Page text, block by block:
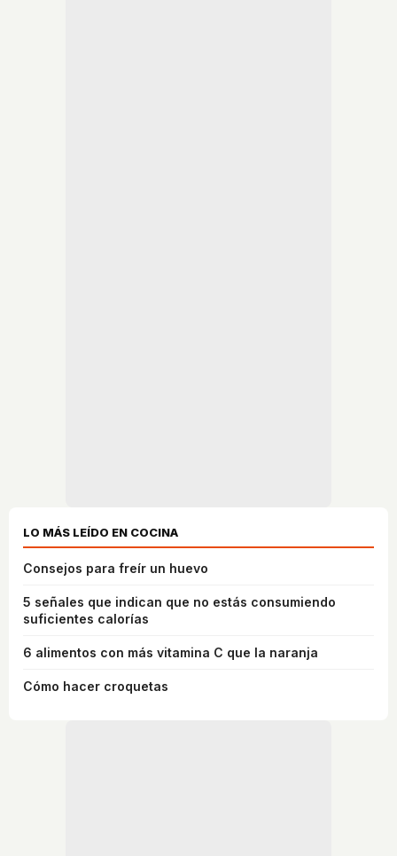
LO MÁS LEÍDO EN COCINA
Consejos para freír un huevo
5 señales que indican que no estás consumiendo
suficientes calorías
6 alimentos con más vitamina C que la naranja
Cómo hacer croquetas